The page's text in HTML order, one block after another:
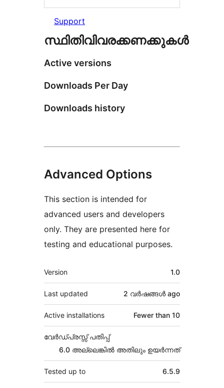
Support
സ്ഥിതിവിവരക്കണക്കുകള്‍
Active versions
Downloads Per Day
Downloads history
Advanced Options
This section is intended for
advanced users and developers
only. They are presented here for
testing and educational purposes.
Meta
Version 1.0
Last updated 2 വര്‍ഷങ്ങള്‍ ago
Active installations Fewer than 10
വേർഡ്പ്രസ്സ് പതിപ്പ്
6.0 അല്ലെങ്കില്‍ അതിലും ഉയര്‍ന്നത്
Tested up to 6.5.9